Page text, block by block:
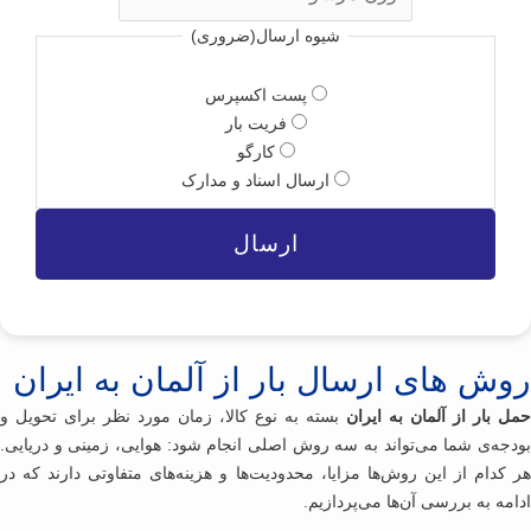
شیوه ارسال(ضروری)
پست اکسپرس
فریت بار
کارگو
ارسال اسناد و مدارک
های ارسال بار از آلمان به ایران
بار از آلمان به ایران بسته به نوع کالا، زمان مورد نظر برای تحویل و
شما می‌تواند به سه روش اصلی انجام شود: هوایی، زمینی و دریایی.
کدام از این روش‌ها مزایا، محدودیت‌ها و هزینه‌های متفاوتی دارند که در
به بررسی آن‌ها می‌پردازیم.